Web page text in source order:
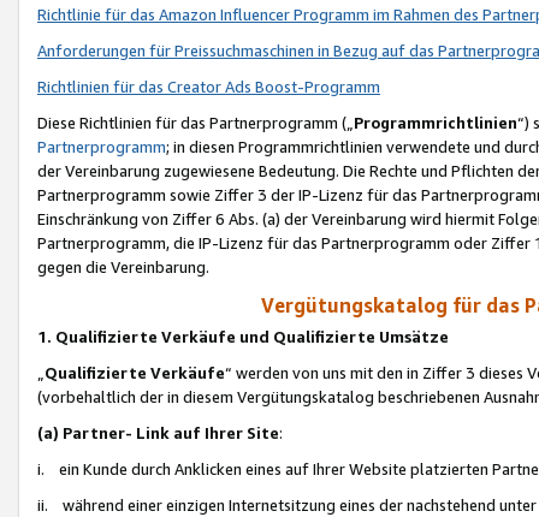
Richtlinie für das Amazon Influencer Programm im Rahmen des
Anforderungen für Preissuchmaschinen in Bezug auf das
Richtlinien für das Creator Ads Boost-Programm
Diese Richtlinien für das Partnerprogramm („Programmrichtlinien“)
Partnerprogramm; in diesen Programmrichtlinien verwendete und
der Vereinbarung zugewiesene Bedeutung. Die Rechte und Pflichten
Partnerprogramm sowie Ziffer 3 der IP-Lizenz für das
Einschränkung von Ziffer 6 Abs. (a) der Vereinbarung wird hiermit
Partnerprogramm, die IP-Lizenz für das Partnerprogramm oder
gegen die Vereinbarung.
Vergütungskatalog für das
1. Qualifizierte Verkäufe und Qualifizierte Umsätze
Qualifizierte Verkäufe“ werden von uns mit den in Ziffer 3
(vorbehaltlich der in diesem Vergütungskatalog beschriebenen
(a) Partner- Link auf Ihrer Site:
i. ein Kunde durch Anklicken eines auf Ihrer Website platzierten
ii. während einer einzigen Internetsitzung eines der nachstehend